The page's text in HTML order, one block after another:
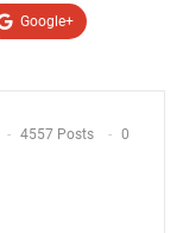
Google+
4557 Posts 0